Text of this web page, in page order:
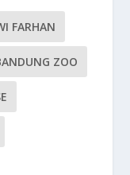
FARHAN
ZOO